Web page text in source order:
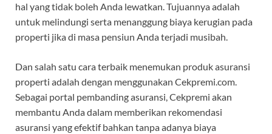
hal yang tidak boleh Anda lewatkan. Tujuannya adalah
untuk melindungi serta menanggung biaya kerugian pada
properti jika di masa pensiun Anda terjadi musibah.
Dan salah satu cara terbaik menemukan produk asuransi
properti adalah dengan menggunakan Cekpremi.com.
Sebagai portal pembanding asuransi, Cekpremi akan
membantu Anda dalam memberikan rekomendasi
asuransi yang efektif bahkan tanpa adanya biaya